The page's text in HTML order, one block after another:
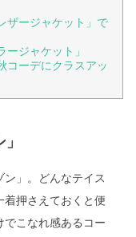
ザージャケット」で
ジャケット」
コーデにクラスアッ
ン」。どんなテイス
着押さえておくと便
こなれ感あるコー